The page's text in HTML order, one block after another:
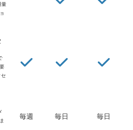
量
毎週 毎日 毎日